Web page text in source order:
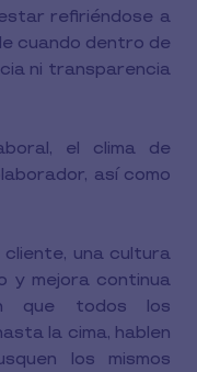
refiriéndose a
cuando dentro de
ni transparencia
el clima de
así como
una cultura
y mejora continua
que todos los
la cima, hablen
los mismos